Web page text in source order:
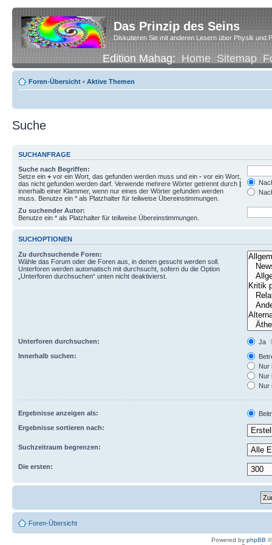
Das Prinzip des Seins
Diskutieren Sie mit anderen Lesern über Physik und
Edition Mahag:Home Sitemap
Foren-Übersicht • Aktive Themen
Suche
SUCHANFRAGE
Suche nach Begriffen:
Setze ein + vor ein Wort, das gefunden werden muss und ein - vor ein Wort,
das nicht gefunden werden darf. Verwende mehrere Wörter getrennt durch |
innerhalb einer Klammer, wenn nur eines der Wörter gefunden werden
muss. Benutze ein * als Platzhalter für teilweise Übereinstimmungen.
Zu suchender Autor:
Benutze ein * als Platzhalter für teilweise Übereinstimmungen.
SUCHOPTIONEN
Zu durchsuchende Foren:
Wähle das Forum oder die Foren aus, in denen gesucht werden soll.
Unterforen werden automatisch mit durchsucht, sofern du die Option
„Unterforen durchsuchen“ unten nicht deaktivierst.
Unterforen durchsuchen:
Ja
Innerhalb suchen:
Nur
Nur
Nur
Ergebnisse anzeigen als:
Ergebnisse sortieren nach:
Suchzeitraum begrenzen:
Die ersten:
Foren-Übersicht
Powered by phpBB